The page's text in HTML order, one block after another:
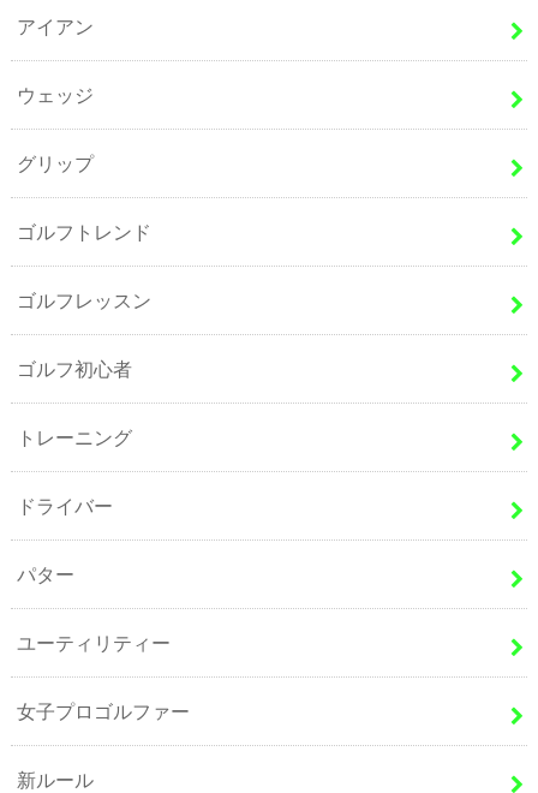
アイアン
ウェッジ
グリップ
ゴルフトレンド
ゴルフレッスン
ゴルフ初心者
トレーニング
ドライバー
パター
ユーティリティー
女子プロゴルファー
新ルール